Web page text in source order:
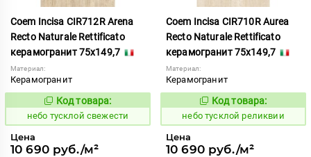
Coem Incisa CIR712R Arena
Recto Naturale Rettificato
керамогранит 75x149,7
Материал:
Керамогранит
1122708
Код товара:
небо тусклой свежести
Цена
10 690 руб./м²
Coem Incisa CIR710R Aurea
Recto Naturale Rettificato
керамогранит 75x149,7
Материал:
Керамогранит
1122705
Код товара:
небо тусклой реликвии
Цена
10 690 руб./м²